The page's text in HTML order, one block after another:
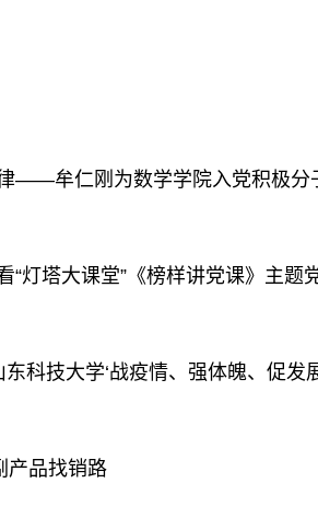
——牟仁刚为数学学院入党积极分
“灯塔大课堂”《榜样讲党课》主题
东科技大学‘战疫情、强体魄、促发
产品找销路